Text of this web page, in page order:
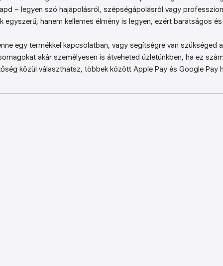
– legyen szó hajápolásról, szépségápolásról vagy
egyszerű, hanem kellemes élmény is legyen, ezért barátságos
egy termékkel kapcsolatban, vagy segítségre van szükséged
akár személyesen is átveheted üzletünkben, ha ez
közül választhatsz, többek között Apple Pay és Google Pay